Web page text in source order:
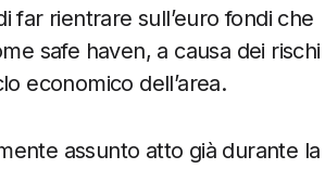
far rientrare sull’euro fondi che
safe haven, a causa dei rischi
economico dell’area.
assunto atto già durante la